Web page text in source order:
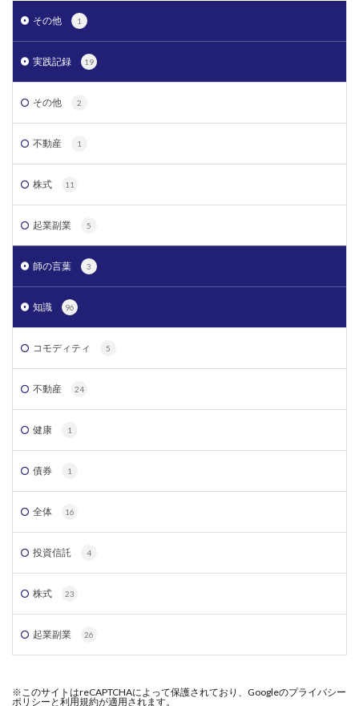
その他 1
実践記録 19
その他 2
不動産 1
株式 11
起業副業 5
師の言葉 3
知識 96
コモディティ 5
不動産 24
健康 1
債券 1
全体 16
投資信託 4
株式 23
起業副業 26
※このサイトはreCAPTCHAによって保護されており、Googleのプライバシー
ポリシーと利用規約が適用されます。